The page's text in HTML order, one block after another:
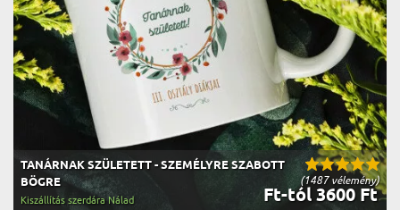
(1487 vélemény)
TANÁRNAK SZÜLETETT - SZEMÉLYRE SZABOTT
BÖGRE
Ft-tól 3600 Ft
Kiszállítás szerdára Nálad